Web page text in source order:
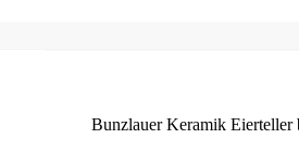
Bunzlauer Keramik Eierteller